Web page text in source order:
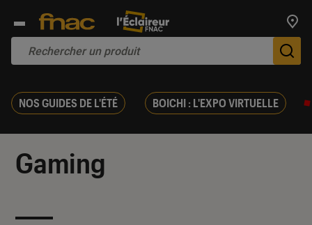
NOS GUIDES DE L'ÉTÉ BOICHI : L'EXPO VIRTUELLE
Gaming